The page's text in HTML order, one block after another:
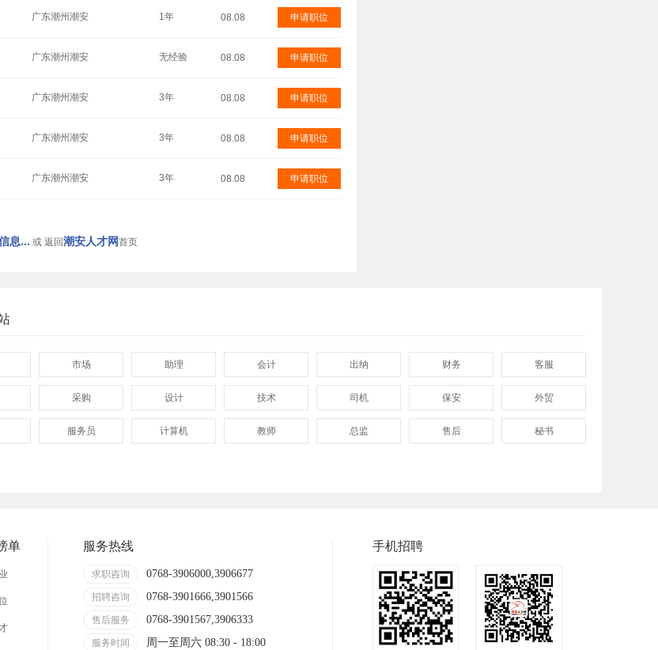
广东潮州潮安 1年 08.08 申请职位
广东潮州潮安 无经验 08.08 申请职位
广东潮州潮安 3年 08.08 申请职位
广东潮州潮安 3年 08.08 申请职位
广东潮州潮安 3年 08.08 申请职位
息... 或 返回潮安人才网首页
市场 助理 会计 出纳 财务 客服
采购 设计 技术 司机 保安 外贸
服务员 计算机 教师 总监 售后 秘书
叉车工 修理工 学徒工 车位工
抛光工 空调工
单 服务热线
求职咨询 0768-3906000,3906677
招聘咨询 0768-3901666,3901566
售后服务 0768-3901567,3906333
服务时间 周一至周六 08:30 - 18:00
手机招聘